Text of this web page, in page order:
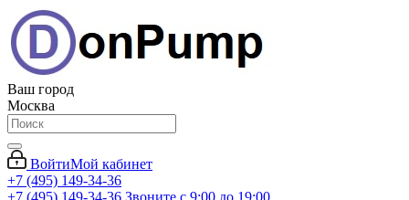
Ваш город
Москва
ВойтиМой кабинет
+7 (495) 149-34-36
+7 (495) 149-34-36 Звоните с 9:00 до 19:00